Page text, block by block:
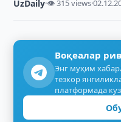
UzDaily·👁 315 views·
Воқеалар
Энг муҳим
тезкор
платформада